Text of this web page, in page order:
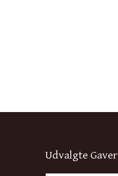
Udvalgte Gaver